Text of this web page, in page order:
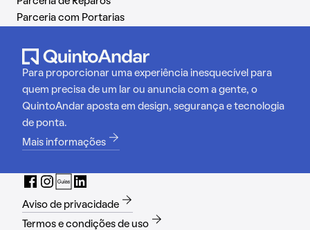
Parceria com Portarias
Para proporcionar uma experiência inesquecível para
quem precisa de um lar ou anuncia com a gente, o
QuintoAndar aposta em design, segurança e tecnologia
de ponta.
Mais informações
Aviso de privacidade
Termos e condições de uso